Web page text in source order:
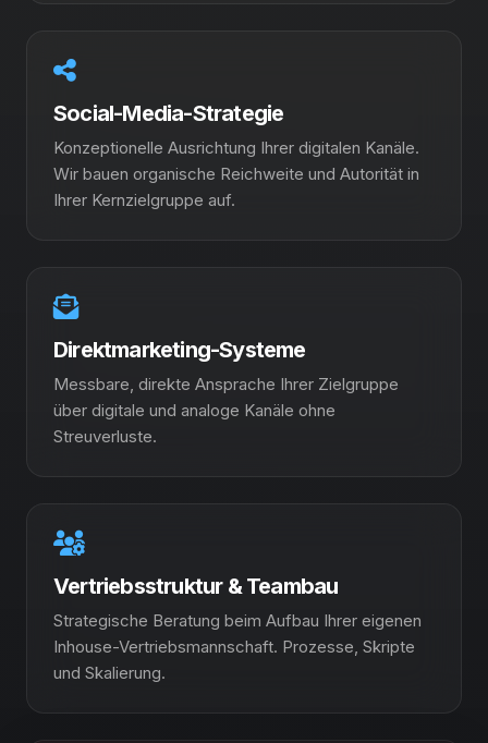
Social-Media-Strategie
Konzeptionelle Ausrichtung Ihrer digitalen Kanäle.
Wir bauen organische Reichweite und Autorität in
Ihrer Kernzielgruppe auf.
Direktmarketing-Systeme
Messbare, direkte Ansprache Ihrer Zielgruppe
über digitale und analoge Kanäle ohne
Streuverluste.
Vertriebsstruktur & Teambau
Strategische Beratung beim Aufbau Ihrer eigenen
Inhouse-Vertriebsmannschaft. Prozesse, Skripte
und Skalierung.